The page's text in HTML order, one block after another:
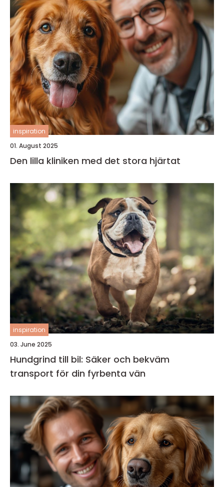
inspiration
01. August 2025
Den lilla kliniken med det stora hjärtat
inspiration
03. June 2025
Hundgrind till bil: Säker och bekväm
transport för din fyrbenta vän